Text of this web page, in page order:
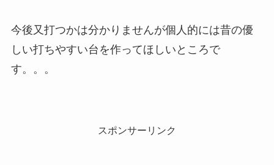
今後又打つかは分かりませんが個人的には昔の優
しい打ちやすい台を作ってほしいところで
す。。。
スポンサーリンク